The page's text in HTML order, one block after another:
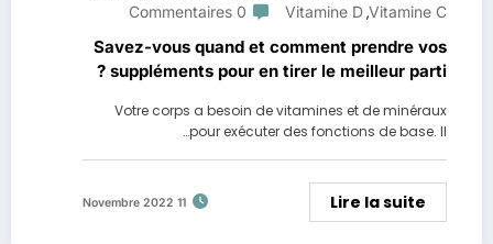
Vitamine C
,
Vitamine D
0 Commentaires
Savez-vous quand et comment prendre vos
suppléments pour en tirer le meilleur parti ?
Votre corps a besoin de vitamines et de minéraux
pour exécuter des fonctions de base. Il…
Lire la suite
11 Novembre 2022